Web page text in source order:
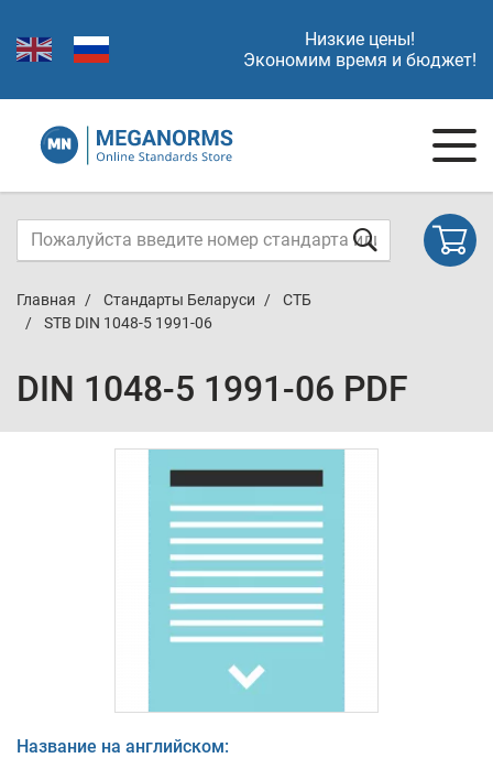
Низкие цены!
Экономим время и бюджет!
Главная Стандарты Беларуси
СТБ
STB DIN 1048-5 1991-06
DIN 1048-5 1991-06 PDF
Название на английском: